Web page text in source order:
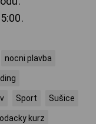
nocni plavba
Sport Sušice
kurz